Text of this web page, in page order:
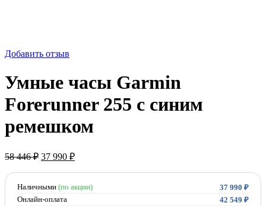
Добавить отзыв
Умные часы Garmin
Forerunner 255 с синим
ремешком
58 446₽ Первоначальная
составляла
58
446 ₽.
37 990 ₽Текущая
37
990 ₽.
Наличными (по акции) 37 990 ₽
Онлайн-оплата
42 549 ₽